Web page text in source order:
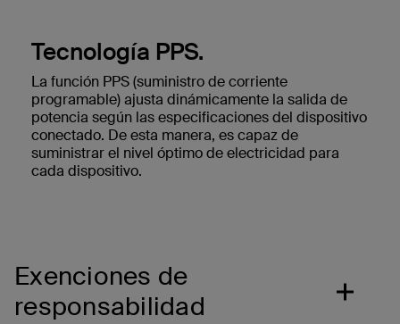
Tecnología PPS.
La función PPS (suministro de corriente
programable) ajusta dinámicamente la salida de
potencia según las especificaciones del dispositivo
conectado. De esta manera, es capaz de
suministrar el nivel óptimo de electricidad para
cada dispositivo.
Exenciones de
responsabilidad